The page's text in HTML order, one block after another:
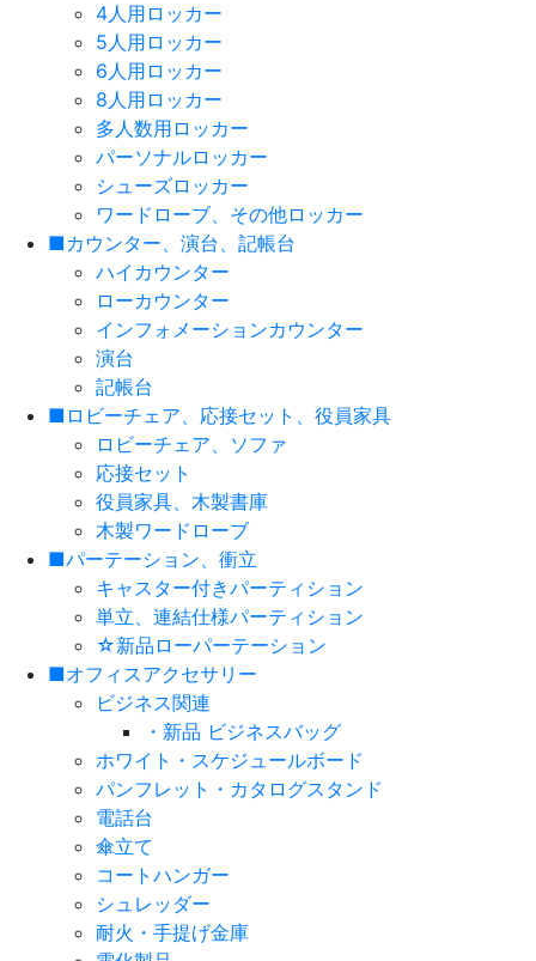
4人用ロッカー
5人用ロッカー
6人用ロッカー
8人用ロッカー
多人数用ロッカー
パーソナルロッカー
シューズロッカー
ワードローブ、その他ロッカー
■カウンター、演台、記帳台
ハイカウンター
ローカウンター
インフォメーションカウンター
演台
記帳台
■ロビーチェア、応接セット、役員家具
ロビーチェア、ソファ
応接セット
役員家具、木製書庫
木製ワードローブ
■パーテーション、衝立
キャスター付きパーティション
単立、連結仕様パーティション
☆新品ローパーテーション
■オフィスアクセサリー
ビジネス関連
・新品 ビジネスバッグ
ホワイト・スケジュールボード
パンフレット・カタログスタンド
電話台
傘立て
コートハンガー
シュレッダー
耐火・手提げ金庫